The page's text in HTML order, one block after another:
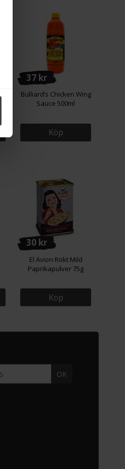
37 kr
Bulliard’s Chicken Wing
Sauce 500ml
Köp
30 kr
El Avion Rökt Mild
Paprikapulver 75g
Köp
OK